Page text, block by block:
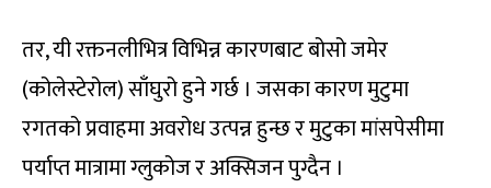
तर, यी रक्तनलीभित्र विभिन्न कारणबाट बोसो जमेर
(कोलेस्टेरोल) साँघुरो हुने गर्छ । जसका कारण मुटुमा
रगतको प्रवाहमा अवरोध उत्पन्न हुन्छ र मुटुका मांसपेसीमा
पर्याप्त मात्रामा ग्लुकोज र अक्सिजन पुग्दैन ।